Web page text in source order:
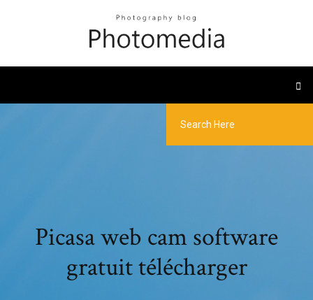
Picasa web cam software
gratuit télécharger